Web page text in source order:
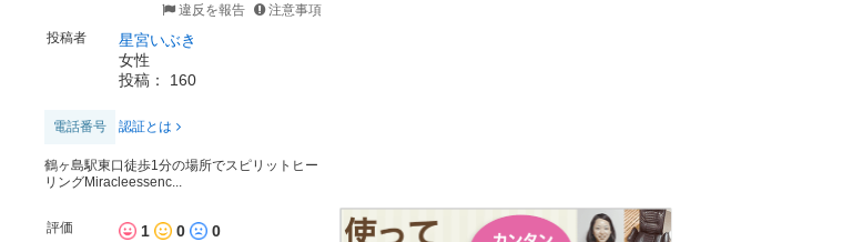
違反を報告
注意事項
投稿者
星宮いぶき
女性
投稿： 160
電話番号 認証とは
鶴ヶ島駅東口徒歩1分の場所でスピリットヒー
リングMiracleessenc...
評価 1 0 0